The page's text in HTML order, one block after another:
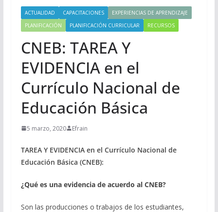
ACTUALIDAD CAPACITACIONES
EXPERIENCIAS DE APRENDIZAJE
PLANIFICACIÓN
PLANIFICACIÓN CURRICULAR RECURSOS
CNEB: TAREA Y
EVIDENCIA en el
Currículo Nacional de
Educación Básica
5 marzo, 2020 Efrain
TAREA Y EVIDENCIA en el Currículo Nacional de
Educación Básica (CNEB):
¿Qué es una evidencia de acuerdo al CNEB?
Son las producciones o trabajos de los estudiantes,